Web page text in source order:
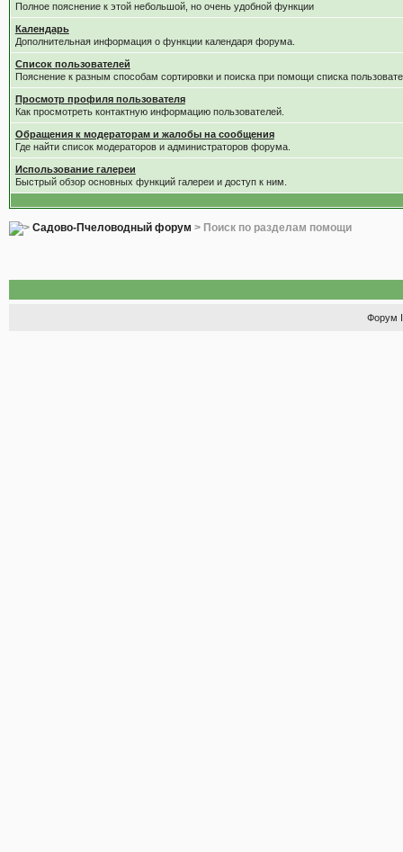
Полное пояснение к этой небольшой, но очень удобной функции
Календарь
Дополнительная информация о функции календаря форума.
Список пользователей
Пояснение к разным способам сортировки и поиска при помощи списка
Просмотр профиля пользователя
Как просмотреть контактную информацию пользователей.
Обращения к модераторам и жалобы на сообщения
Где найти список модераторов и администраторов форума.
Использование галереи
Быстрый обзор основных функций галереи и доступ к ним.
Садово-Пчеловодный форум > Поиск по разделам помощи
Форум